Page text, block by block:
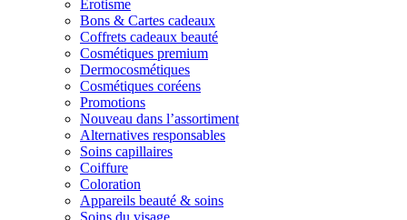
Érotisme
Bons & Cartes cadeaux
Coffrets cadeaux beauté
Cosmétiques premium
Dermocosmétiques
Cosmétiques coréens
Promotions
Nouveau dans l’assortiment
Alternatives responsables
Soins capillaires
Coiffure
Coloration
Appareils beauté & soins
Soins du visage